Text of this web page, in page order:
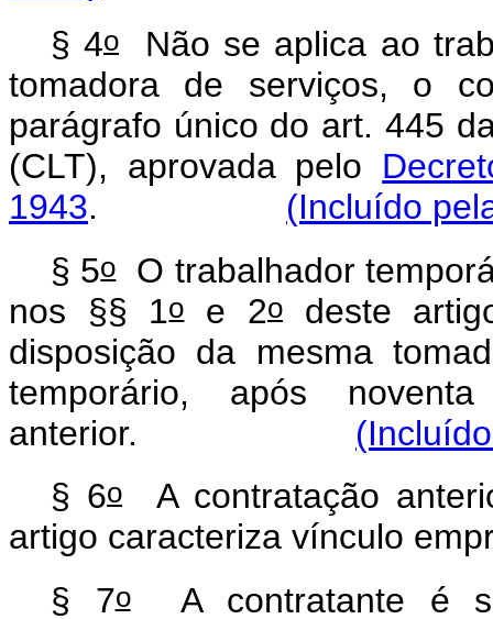
§ 4oNão se aplica ao
tomadora de serviços, o
parágrafo único do art. 445
(CLT), aprovada pelo
1943. (Incluído
§ 5oO trabalhador
nos §§ 1oe 2odeste
disposição da mesma
temporário, após
anterior.
§ 6o
A contratação
artigo caracteriza vínculo
§ 7oA contratante é